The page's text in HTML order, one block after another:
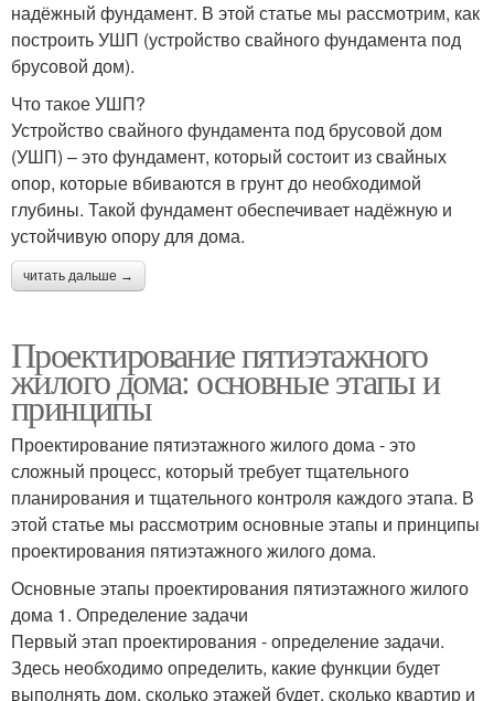
надёжный фундамент. В этой статье мы рассмотрим, как
построить УШП (устройство свайного фундамента под
брусовой дом).
Что такое УШП?
Устройство свайного фундамента под брусовой дом
(УШП) – это фундамент, который состоит из свайных
опор, которые вбиваются в грунт до необходимой
глубины. Такой фундамент обеспечивает надёжную и
устойчивую опору для дома.
читать дальше →
Проектирование пятиэтажного
жилого дома: основные этапы и
принципы
Проектирование пятиэтажного жилого дома - это
сложный процесс, который требует тщательного
планирования и тщательного контроля каждого этапа. В
этой статье мы рассмотрим основные этапы и принципы
проектирования пятиэтажного жилого дома.
Основные этапы проектирования пятиэтажного жилого
дома 1. Определение задачи
Первый этап проектирования - определение задачи.
Здесь необходимо определить, какие функции будет
выполнять дом, сколько этажей будет, сколько квартир и